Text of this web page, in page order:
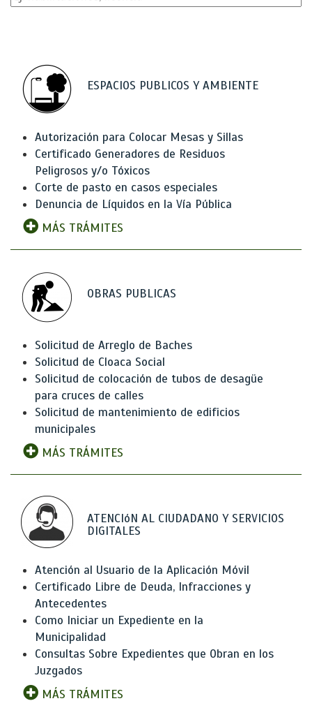
ESPACIOS PUBLICOS Y AMBIENTE
Autorización para Colocar Mesas y Sillas
Certificado Generadores de Residuos
Peligrosos y/o Tóxicos
Corte de pasto en casos especiales
Denuncia de Líquidos en la Vía Pública
MÁS TRÁMITES
OBRAS PUBLICAS
Solicitud de Arreglo de Baches
Solicitud de Cloaca Social
Solicitud de colocación de tubos de desagüe
para cruces de calles
Solicitud de mantenimiento de edificios
municipales
MÁS TRÁMITES
ATENCIóN AL CIUDADANO Y SERVICIOS
DIGITALES
Atención al Usuario de la Aplicación Móvil
Certificado Libre de Deuda, Infracciones y
Antecedentes
Como Iniciar un Expediente en la
Municipalidad
Consultas Sobre Expedientes que Obran en los
Juzgados
MÁS TRÁMITES